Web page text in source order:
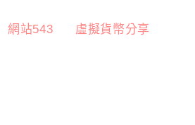
網站543 虛擬貨幣分享